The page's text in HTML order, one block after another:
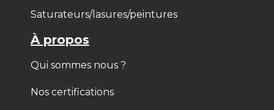
Saturateurs/lasures/peintures
À propos
Qui sommes nous ?
Nos certifications